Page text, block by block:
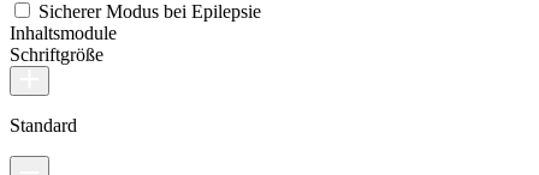
Sicherer Modus bei Epilepsie
Inhaltsmodule
Schriftgröße
Standard